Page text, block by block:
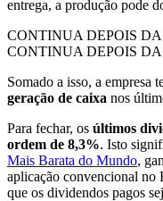
entrega, a produção pode
CONTINUA DEPOIS
CONTINUA DEPOIS
Somado a isso, a empresa
geração de caixa nos
Para fechar, os últimos
ordem de 8,3%. Isto
Mais Barata do Mundo,
aplicação convencional no
que os dividendos pagos